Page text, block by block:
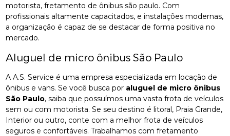
motorista, fretamento de ônibus são paulo. Com
profissionais altamente capacitados, e instalações modernas,
a organização é capaz de se destacar de forma positiva no
mercado.
Aluguel de micro ônibus São Paulo
A A.S. Service é uma empresa especializada em locação de
ônibus e vans. Se você busca por aluguel de micro ônibus
São Paulo, saiba que possuímos uma vasta frota de veículos
sem ou com motorista. Se seu destino é litoral, Praia Grande,
Interior ou outro, conte com a melhor frota de veículos
seguros e confortáveis. Trabalhamos com fretamento